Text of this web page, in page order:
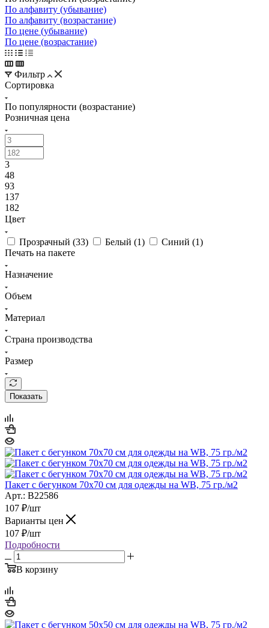
По алфавиту (убывание)
По алфавиту (возрастание)
По цене (убывание)
По цене (возрастание)
Фильтр
Сортировка
По популярности (возрастание)
Розничная цена
3
48
93
137
182
Цвет
Прозрачный (33) Белый (1) Синий (1)
Печать на пакете
Назначение
Объем
Материал
Страна производства
Размер
Показать
Пакет с бегунком 70х70 см для одежды на WB, 75 гр./м2
Арт.: B22586
107 ₽/шт
Варианты цен
107 ₽/шт
Подробности
В корзину